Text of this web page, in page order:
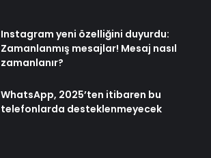
Instagram yeni özelliğini duyurdu:
Zamanlanmış mesajlar! Mesaj nasıl
zamanlanır?
WhatsApp, 2025’ten itibaren bu
telefonlarda desteklenmeyecek